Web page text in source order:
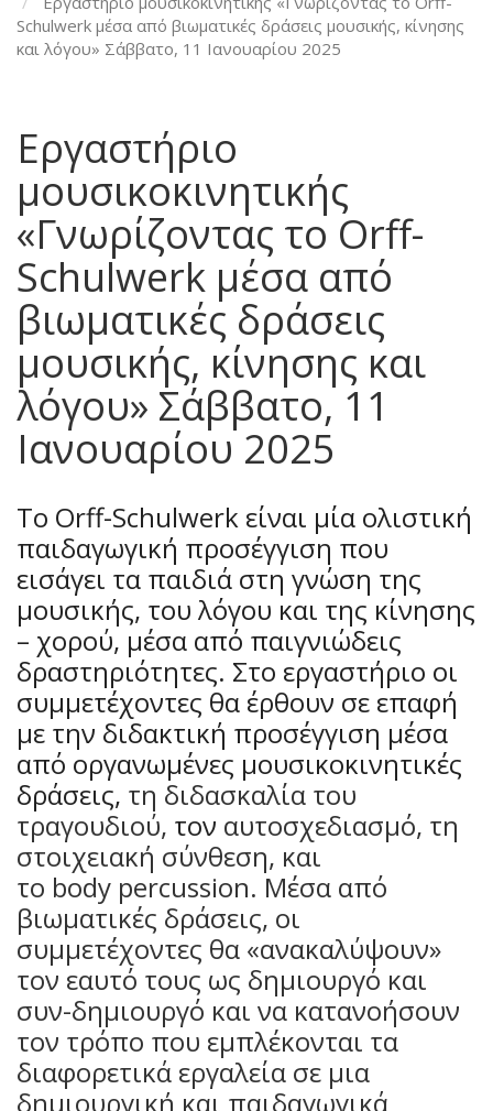
Schulwerk μέσα από βιωματικές δράσεις μουσικής, κίνησης
και λόγου» Σάββατο, 11 Ιανουαρίου 2025
Εργαστήριο
μουσικοκινητικής
«Γνωρίζοντας το Orff-
Schulwerk μέσα από
βιωματικές δράσεις
μουσικής, κίνησης και
λόγου» Σάββατο, 11
Ιανουαρίου 2025
To Orff-Schulwerk είναι μία ολιστική
παιδαγωγική προσέγγιση που
εισάγει τα παιδιά στη γνώση της
μουσικής, του λόγου και της κίνησης
– χορού, μέσα από παιγνιώδεις
δραστηριότητες. Στο εργαστήριο οι
συμμετέχοντες θα έρθουν σε επαφή
με την διδακτική προσέγγιση μέσα
από οργανωμένες μουσικοκινητικές
δράσεις, τη διδασκαλία του
τραγουδιού, τον αυτοσχεδιασμό, τη
στοιχειακή σύνθεση, και
το body percussion. Μέσα από
βιωματικές δράσεις, οι
συμμετέχοντες θα «ανακαλύψουν»
τον εαυτό τους ως δημιουργό και
συν-δημιουργό και να κατανοήσουν
τον τρόπο που εμπλέκονται τα
διαφορετικά εργαλεία σε μια
δημιουργική και παιδαγωγικά